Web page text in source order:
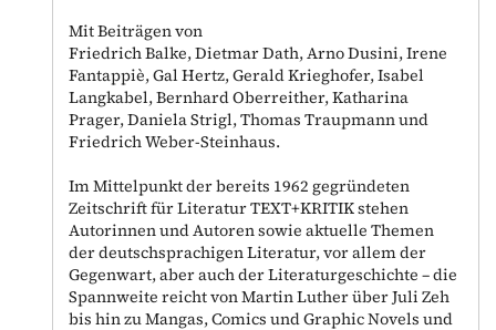
Mit Beiträgen von
Friedrich Balke, Dietmar Dath, Arno Dusini, Irene
Fantappiè, Gal Hertz, Gerald Krieghofer, Isabel
Langkabel, Bernhard Oberreither, Katharina
Prager, Daniela Strigl, Thomas Traupmann und
Friedrich Weber-Steinhaus.
Im Mittelpunkt der bereits 1962 gegründeten
Zeitschrift für Literatur TEXT+KRITIK stehen
Autorinnen und Autoren sowie aktuelle Themen
der deutschsprachigen Literatur, vor allem der
Gegenwart, aber auch der Literaturgeschichte – die
Spannweite reicht von Martin Luther über Juli Zeh
bis hin zu Mangas, Comics und Graphic Novels und